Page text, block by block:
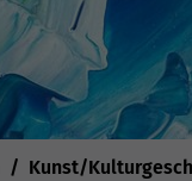
Kunst/